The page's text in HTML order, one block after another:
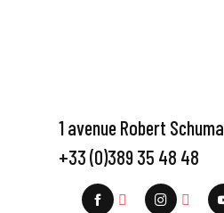
1 avenue Robert
+33 (0)389 35 48 48